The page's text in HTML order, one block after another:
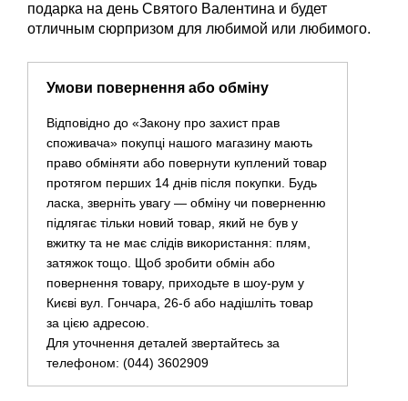
подарка на день Святого Валентина и будет
отличным сюрпризом для любимой или любимого.
Умови повернення або обміну
Відповідно до «Закону про захист прав
споживача» покупці нашого магазину мають
право обміняти або повернути куплений товар
протягом перших 14 днів після покупки. Будь
ласка, зверніть увагу — обміну чи поверненню
підлягає тільки новий товар, який не був у
вжитку та не має слідів використання: плям,
затяжок тощо. Щоб зробити обмін або
повернення товару, приходьте в шоу-рум у
Києві вул. Гончара, 26-б або надішліть товар
за цією адресою.
Для уточнення деталей звертайтесь за
телефоном: (044) 3602909